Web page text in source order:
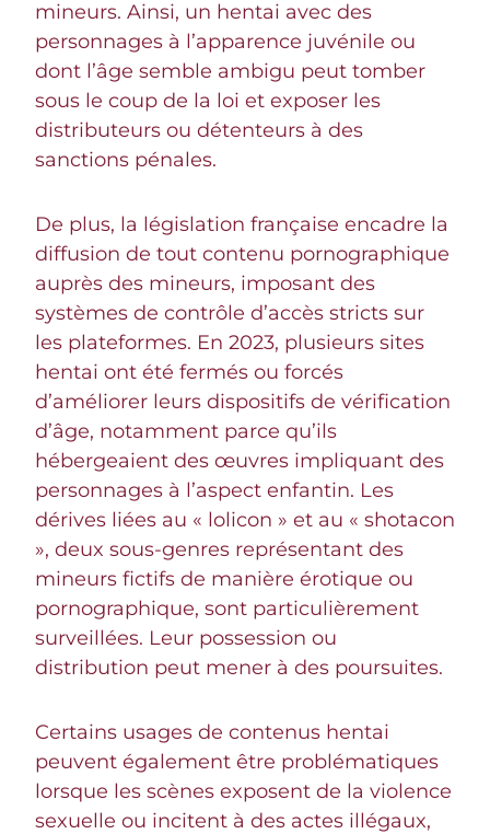
mineurs. Ainsi, un hentai avec des
personnages à l’apparence juvénile ou
dont l’âge semble ambigu peut tomber
sous le coup de la loi et exposer les
distributeurs ou détenteurs à des
sanctions pénales.
De plus, la législation française encadre la
diffusion de tout contenu pornographique
auprès des mineurs, imposant des
systèmes de contrôle d’accès stricts sur
les plateformes. En 2023, plusieurs sites
hentai ont été fermés ou forcés
d’améliorer leurs dispositifs de vérification
d’âge, notamment parce qu’ils
hébergeaient des œuvres impliquant des
personnages à l’aspect enfantin. Les
dérives liées au « lolicon » et au « shotacon
», deux sous-genres représentant des
mineurs fictifs de manière érotique ou
pornographique, sont particulièrement
surveillées. Leur possession ou
distribution peut mener à des poursuites.
Certains usages de contenus hentai
peuvent également être problématiques
lorsque les scènes exposent de la violence
sexuelle ou incitent à des actes illégaux,